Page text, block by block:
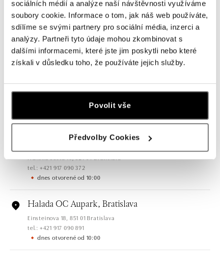
sociálních médií a analýze naší návštěvnosti využíváme
soubory cookie. Informace o tom, jak náš web používáte,
sdílíme se svými partnery pro sociální média, inzerci a
analýzy. Partneři tyto údaje mohou zkombinovat s
dalšími informacemi, které jste jim poskytli nebo které
získali v důsledku toho, že používáte jejich služby.
Povolit vše
Předvolby Cookies
Všetky Česko Slovensko
HALADA OC Eurovea, Bratislava
dnes otvorené od 10:00
HALADA OC Avion, Bratislava
Ivanská cesta 16, 821 04 Bratislava
tel.: +421 917 090 372
dnes otvorené od 10:00
Halada OC Aupark, Bratislava
Einsteinova 18, 851 01 Bratislava
tel.: +421 917 090 891
dnes otvorené od 10:00